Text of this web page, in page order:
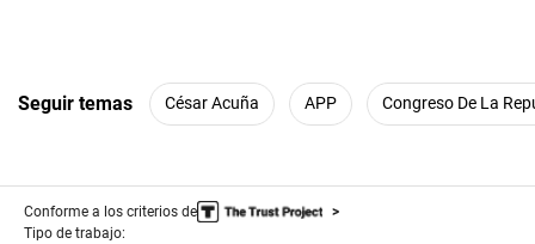
Seguir temas César Acuña APP Congreso De La
Conforme a los criterios de
Tipo de trabajo: